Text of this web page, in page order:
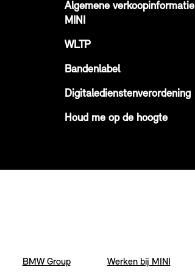
Algemene verkoopinformatie
MINI
WLTP
Bandenlabel
Digitaledienstenverordening
Houd me op de hoogte
BMW Group Werken bij MINI